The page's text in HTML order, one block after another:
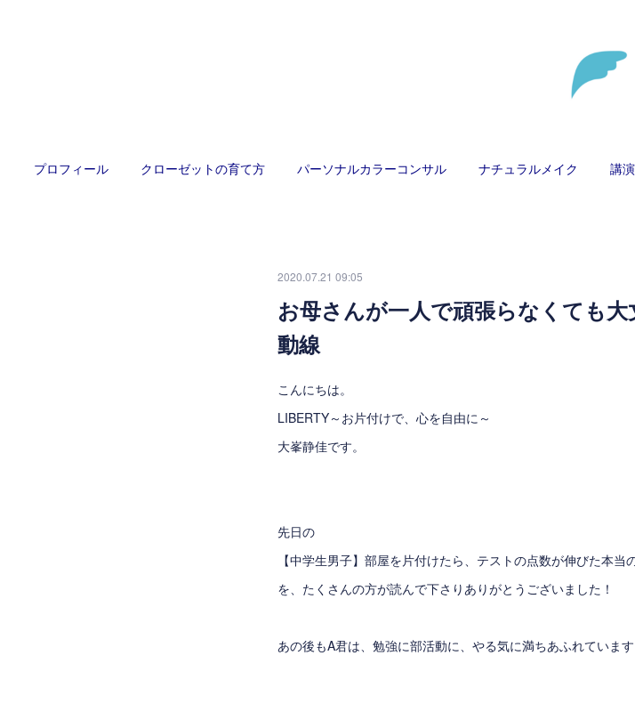
プロフィール クローゼットの育て方 パーソナルカラーコンサル ナチュラルメイク 講
2020.07.21 09:05
お母さんが一人で頑張らなくても
動線
こんにちは。
LIBERTY～お片付けで、心を自由に～
大峯静佳です。
先日の
【中学生男子】部屋を片付けたら、テストの点数が伸びた本当
を、たくさんの方が読んで下さりありがとうございました！
あの後もA君は、勉強に部活動に、やる気に満ちあふれています